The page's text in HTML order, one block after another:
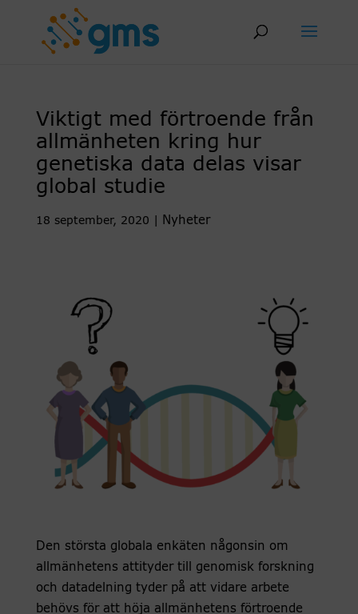
Viktigt med förtroende från
allmänheten kring hur
genetiska data delas visar
global studie
18 september, 2020 Nyheter
Den största globala enkäten någonsin om
allmänhetens attityder till genomisk forskning
och datadelning tyder på att vidare arbete
behövs för att höja allmänhetens förtroende